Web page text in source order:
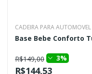
CADEIRA PARA AUTOMOVEL
Base Bebe Conforto
R$149,00 3%
R$144,53